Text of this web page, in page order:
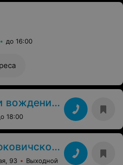
до 16:00
университета
18:00
МУПК
93 Выходной